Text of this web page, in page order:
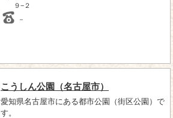
９−２
－
こうしん公園（名古屋市）
愛知県名古屋市にある都市公園（街区公園）で
す。